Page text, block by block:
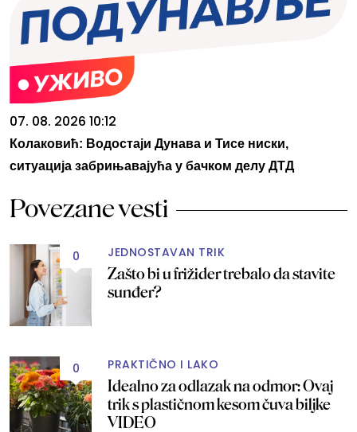
07. 08. 2026 10:12
Колаковић: Водостаји Дунава и Тисе ниски,
ситуација забрињавајућа у бачком делу ДТД
Povezane vesti
0 JEDNOSTAVAN TRIK
Zašto bi u frižider trebalo da stavite
sunđer?
0 PRAKTIČNO I LAKO
Idealno za odlazak na odmor: Ovaj
trik s plastičnom kesom čuva biljke
VIDEO